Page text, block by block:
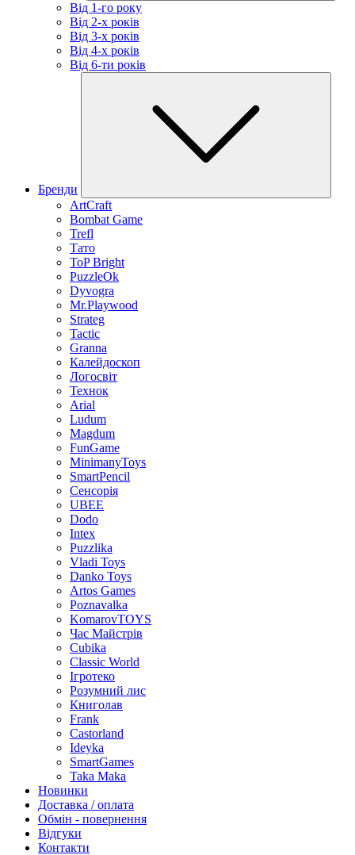
Від 1-го року
Від 2-х років
Від 3-х років
Від 4-х років
Від 6-ти років
Бренди
ArtCraft
Bombat Game
Trefl
Тато
ToP Bright
PuzzleOk
Dyvogra
Mr.Playwood
Strateg
Tactic
Granna
Калейдоскоп
Логосвіт
Технок
Arial
Ludum
Magdum
FunGame
MinimanyToys
SmartPencil
Сенсорія
UBEE
Dodo
Intex
Puzzlika
Vladi Toys
Danko Toys
Artos Games
Poznavalka
KomarovTOYS
Час Майстрів
Cubika
Classic World
Ігротеко
Розумний лис
Книголав
Frank
Castorland
Ideyka
SmartGames
Taka Maka
Новинки
Доставка / оплата
Обмін - повернення
Відгуки
Контакти